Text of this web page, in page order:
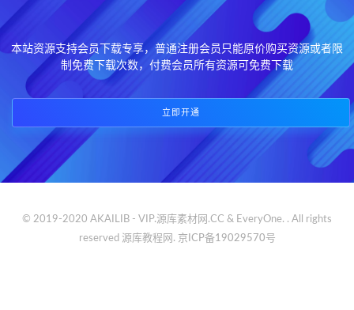
本站资源支持会员下载专享，普通注册会员只能原价购买资源或者限
制免费下载次数，付费会员所有资源可免费下载
立即开通
© 2019-2020 AKAILIB - VIP.源库素材网.CC & EveryOne. . All rights
reserved 源库教程网. 京ICP备19029570号